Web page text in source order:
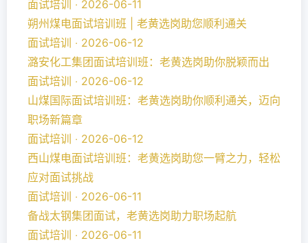
面试培训 ‧ 2026-06-11
朔州煤电面试培训班 | 老黄选岗助您顺利通关
面试培训 ‧ 2026-06-12
潞安化工集团面试培训班：老黄选岗助你脱颖而出
面试培训 ‧ 2026-06-12
山煤国际面试培训班：老黄选岗助你顺利通关，迈向
职场新篇章
面试培训 ‧ 2026-06-12
西山煤电面试培训班：老黄选岗助您一臂之力，轻松
应对面试挑战
面试培训 ‧ 2026-06-11
备战太钢集团面试，老黄选岗助力职场起航
面试培训 ‧ 2026-06-11